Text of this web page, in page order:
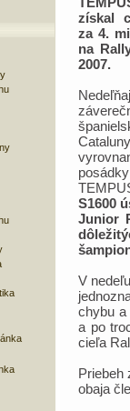
získal
za 4.
na
2007.
S1600
Junior
V
chybu a
a po
cieľa
Priebeh
obaja